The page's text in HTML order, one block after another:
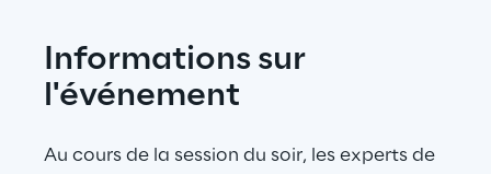
Informations sur
l'événement
Au cours de la session du soir, les experts de